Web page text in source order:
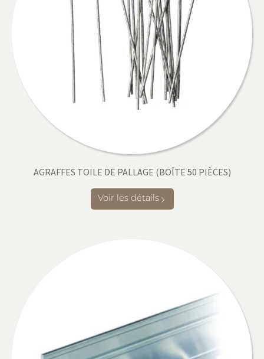
AGRAFFES TOILE DE PALLAGE (BOÎTE 50 PIÈCES)
Voir les détails